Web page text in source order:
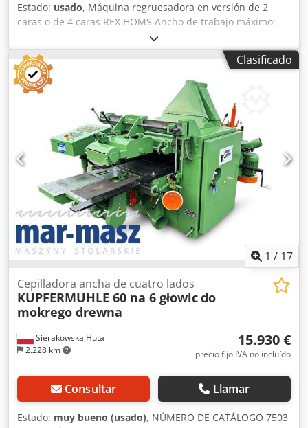
Estado: usado, Máquina regruesadora en versión de 2
caras o de 4 caras REX HOMS Ancho de trabajo máximo:
2050 mm Altura de trabajo máxima: 310 mm incluye mesa
giratoria Las 8 imágenes de una REX HOMS 2050 en color
azul agua Crjdpfoyid Uysx Akvjf fueron revisadas y
entregadas por jöma hace algunos años y sirven como
ejemplo.
Clasificado
1 / 17
Sierakowska Huta
2.228 km
Cepilladora ancha de cuatro lados
KUPFERMUHLE 60 na 6 głowicdo
mokrego drewna
15.930 €
precio fijo IVA no incluído
Consultar Llamar
Estado: muy bueno (usado), NÚMERO DE CATÁLOGO 7503